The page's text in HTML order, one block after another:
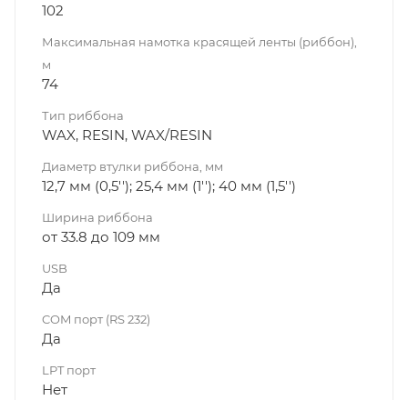
102
Максимальная намотка красящей ленты (риббон),
м
74
Тип риббона
WAX, RESIN, WAX/RESIN
Диаметр втулки риббона, мм
12,7 мм (0,5''); 25,4 мм (1''); 40 мм (1,5'')
Ширина риббона
от 33.8 до 109 мм
USB
Да
COM порт (RS 232)
Да
LPT порт
Нет